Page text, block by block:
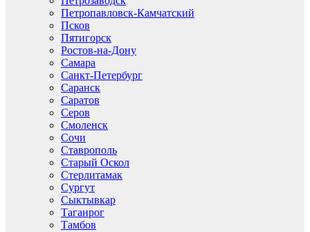
Петропавловск-Камчатский
Псков
Пятигорск
Ростов-на-Дону
Самара
Санкт-Петербург
Саранск
Саратов
Серов
Смоленск
Сочи
Ставрополь
Старый Оскол
Стерлитамак
Сургут
Сыктывкар
Таганрог
Тамбов